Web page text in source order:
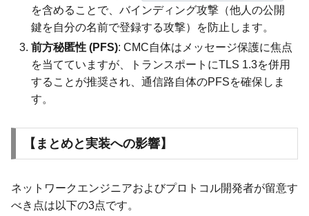
を含めることで、バインディング攻撃（他人の公開
鍵を自分の名前で登録する攻撃）を防止します。
前方秘匿性 (PFS): CMC自体はメッセージ保護に焦点
を当てていますが、トランスポートにTLS 1.3を併用
することが推奨され、通信路自体のPFSを確保しま
す。
【まとめと実装への影響】
ネットワークエンジニアおよびプロトコル開発者が留意す
べき点は以下の3点です。